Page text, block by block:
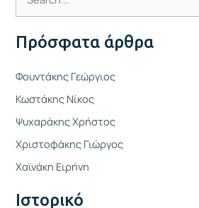
ν
α
ή
τ
η
σ
η
Πρόσφατα άρθρα
Φουντάκης Γεώργιος
Κωστάκης Νίκος
Ψυχαράκης Χρήστος
Χριστοφάκης Γιώργος
Χαϊνάκη Ειρήνη
Ιστορικό